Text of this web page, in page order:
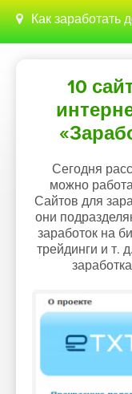
Как заработать денег,
10
Сегодня
можно
Сайтов для
они
заработок на
трейдинги и т.